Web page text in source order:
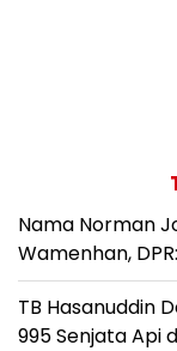
Nama Norman
Wamenhan,
TB Hasanuddin
995 Senjata Api